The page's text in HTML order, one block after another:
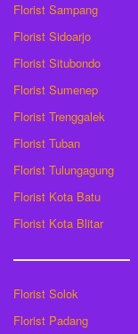
Florist Sampang
Florist Sidoarjo
Florist Situbondo
Florist Sumenep
Florist Trenggalek
Florist Tuban
Florist Tulungagung
Florist Kota Batu
Florist Kota Blitar
Florist Solok
Florist Padang